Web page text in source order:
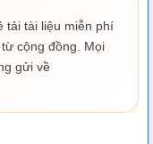
tải tài liệu miễn phí
cộng đồng. Mọi
gửi về